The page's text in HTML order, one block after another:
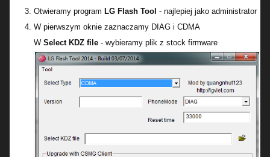
Otwieramy program LG Flash Tool - najlepiej jako administrator
W pierwszym oknie zaznaczamy DIAG i CDMA
W Select KDZ file - wybieramy plik z stock firmware